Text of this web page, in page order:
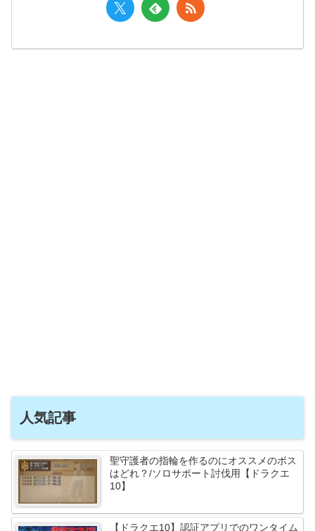
人気記事
聖守護者の指輪を作るのにオススメのボス
はどれ？/ソロサポート討伐用【ドラクエ
10】
【ドラクエ10】認証アプリでのワンタイム